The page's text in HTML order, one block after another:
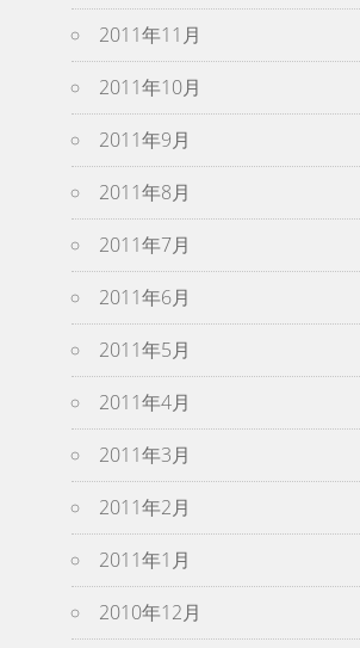
2011年11月
2011年10月
2011年9月
2011年8月
2011年7月
2011年6月
2011年5月
2011年4月
2011年3月
2011年2月
2011年1月
2010年12月